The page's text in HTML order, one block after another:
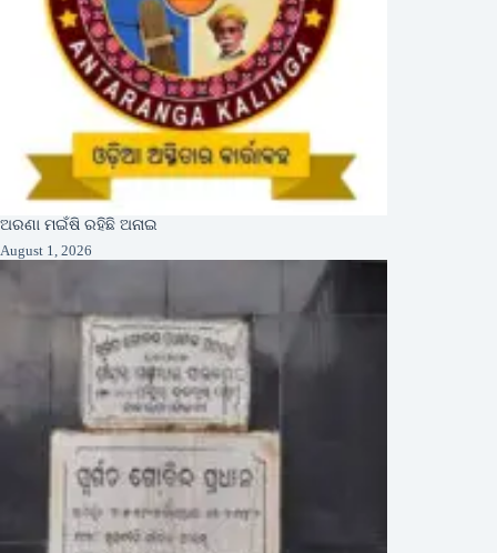
ଅରଣା ମଇଁଷି ରହିଛି ଅନାଇ
August 1, 2026